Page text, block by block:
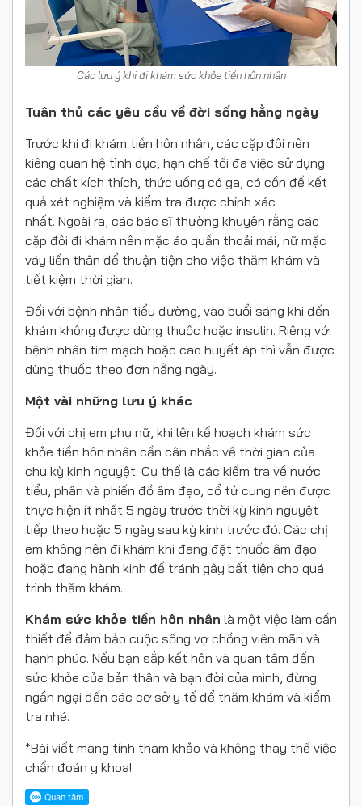
Các lưu ý khi đi khám sức khỏe tiền hôn nhân
Tuân thủ các yêu cầu về đời sống hằng ngày
Trước khi đi khám tiền hôn nhân, các cặp đôi nên
kiêng quan hệ tình dục, hạn chế tối đa việc sử dụng
các chất kích thích, thức uống có ga, có cồn để kết
quả xét nghiệm và kiểm tra được chính xác
nhất. Ngoài ra, các bác sĩ thường khuyên rằng các
cặp đôi đi khám nên mặc áo quần thoải mái, nữ mặc
váy liền thân để thuận tiện cho việc thăm khám và
tiết kiệm thời gian.
Đối với bệnh nhân tiểu đường, vào buổi sáng khi đến
khám không được dùng thuốc hoặc insulin. Riêng với
bệnh nhân tim mạch hoặc cao huyết áp thì vẫn được
dùng thuốc theo đơn hằng ngày.
Một vài những lưu ý khác
Đối với chị em phụ nữ, khi lên kế hoạch khám sức
khỏe tiền hôn nhân cần cân nhắc về thời gian của
chu kỳ kinh nguyệt. Cụ thể là các kiểm tra về nước
tiểu, phân và phiến đồ âm đạo, cổ tử cung nên được
thực hiện ít nhất 5 ngày trước thời kỳ kinh nguyệt
tiếp theo hoặc 5 ngày sau kỳ kinh trước đó. Các chị
em không nên đi khám khi đang đặt thuốc âm đạo
hoặc đang hành kinh để tránh gây bất tiện cho quá
trình thăm khám.
Khám sức khỏe tiền hôn nhân là một việc làm cần
thiết để đảm bảo cuộc sống vợ chồng viên mãn và
hạnh phúc. Nếu bạn sắp kết hôn và quan tâm đến
sức khỏe của bản thân và bạn đời của mình, đừng
ngần ngại đến các cơ sở y tế để thăm khám và kiểm
tra nhé.
*Bài viết mang tính tham khảo và không thay thế việc
chẩn đoán y khoa!